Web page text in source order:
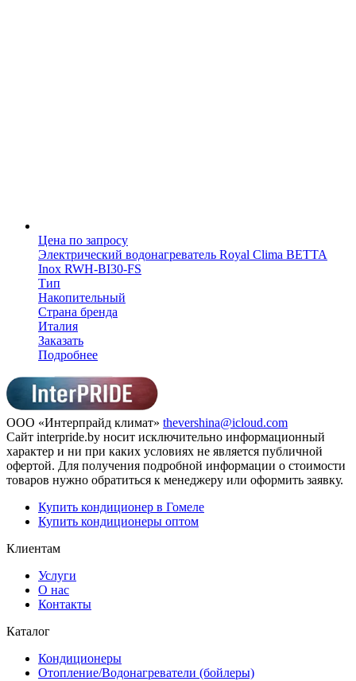
Цена по запросу
Электрический водонагреватель Royal Clima BETTA
Inox RWH-BI30-FS
Тип
Накопительный
Страна бренда
Италия
Заказать
Подробнее
ООО «Интерпрайд климат» thevershina@icloud.com
Сайт interpride.by носит исключительно информационный
характер и ни при каких условиях не является публичной
офертой. Для получения подробной информации о стоимости
товаров нужно обратиться к менеджеру или оформить заявку.
Купить кондиционер в Гомеле
Купить кондиционеры оптом
Клиентам
Услуги
О нас
Контакты
Каталог
Кондиционеры
Отопление/Водонагреватели (бойлеры)